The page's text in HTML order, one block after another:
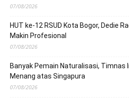
07/08/2026
HUT ke-12 RSUD Kota Bogor, Dedie
Makin Profesional
07/08/2026
Banyak Pemain Naturalisasi, Timnas
Menang atas Singapura
07/08/2026